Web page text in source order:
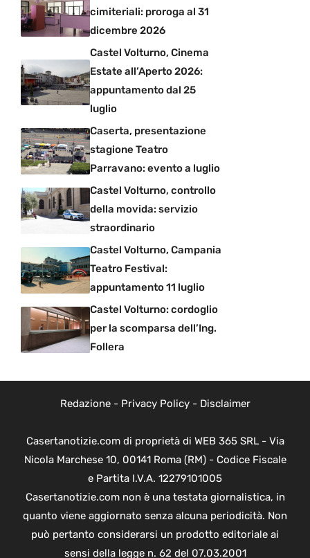
cimiteriali: proroga al 31
dicembre 2026
Castel Volturno, Cinema
Estate all’Aperto 2026:
appuntamento dal 25
luglio
Caserta, presentazione
stagione Teatro
Parravano: evento a luglio
Castel Volturno, controllo
della movida: servizio
straordinario
Castel Volturno, Campania
Teatro Festival:
appuntamento 11 luglio
Castel Volturno: cordoglio
per la scomparsa dell’Ing.
Follera
Redazione- Privacy Policy- Disclaimer
Casertanotizie.com di proprietà di WEB 365 SRL - Via
Nicola Marchese 10, 00141 Roma (RM) - Codice Fiscale
e Partita I.V.A. 12279101005
Casertanotizie.com non è una testata giornalistica, in
quanto viene aggiornato senza alcuna periodicità. Non
può pertanto considerarsi un prodotto editoriale ai
sensi della legge n. 62 del 07.03.2001